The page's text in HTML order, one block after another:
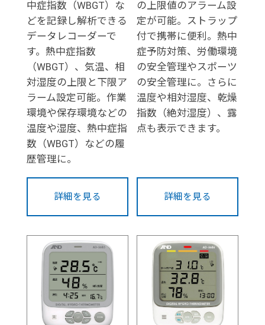
中症指数（WBGT）な
どを記録し解析できる
データレコーダーで
す。熱中症指数
（WBGT）、気温、相
対湿度の上限と下限ア
ラーム設定可能。作業
環境や保存環境などの
温度や湿度、熱中症指
数（WBGT）などの履
歴管理に。
詳細を見る
の上限値のアラーム設
定が可能。ストラップ
付で携帯に便利。熱中
症予防対策、労働環境
の安全管理やスポーツ
の安全管理に。さらに
温度や相対湿度、乾燥
指数（絶対湿度）、露
点も表示できます。
詳細を見る